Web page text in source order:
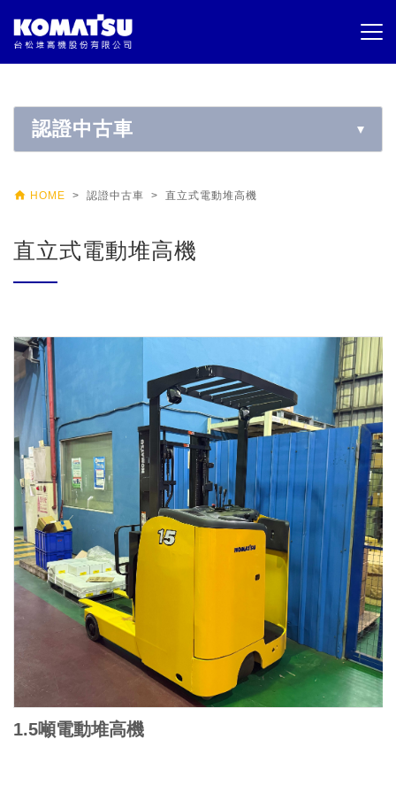
認證中古車
 HOME > 認證中古車 > 直立式電動堆高機
直立式電動堆高機
1.5噸電動堆高機